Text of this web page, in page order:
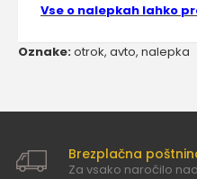
Vse o nalepkah lahko
Oznake:otrok, avto, nalepka
Brezplačna
Za vsako naročilo